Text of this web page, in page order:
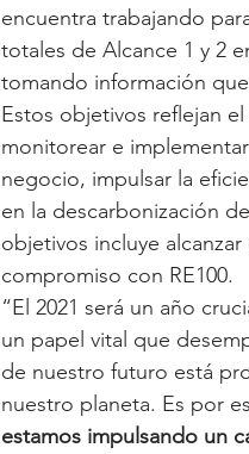
encuentra trabajando
totales de Alcance 1 y 2
tomando información
Estos objetivos reflejan
monitorear e
negocio, impulsar la
en la descarbonización
objetivos incluye
compromiso con RE100.
“El 2021 será un año
un papel vital que
de nuestro futuro está
nuestro planeta. Es por
estamos impulsando un